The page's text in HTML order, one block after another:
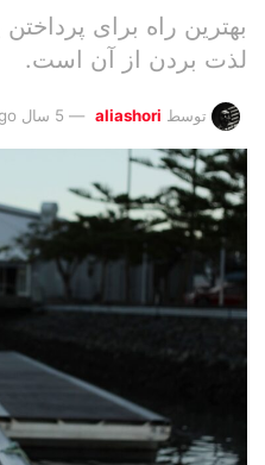
بهترین راه برای
لذت بردن از آن است.
توسط aliashori 5 سال Ago